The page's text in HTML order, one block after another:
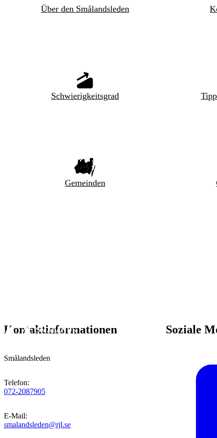
Über den Smålandsleden
Schwierigkeitsgrad
Gemeinden
Kontaktinformationen
Smålandsleden
Telefon:
072-2087905
E-Mail:
smalandsleden@rjl.se
Soziale